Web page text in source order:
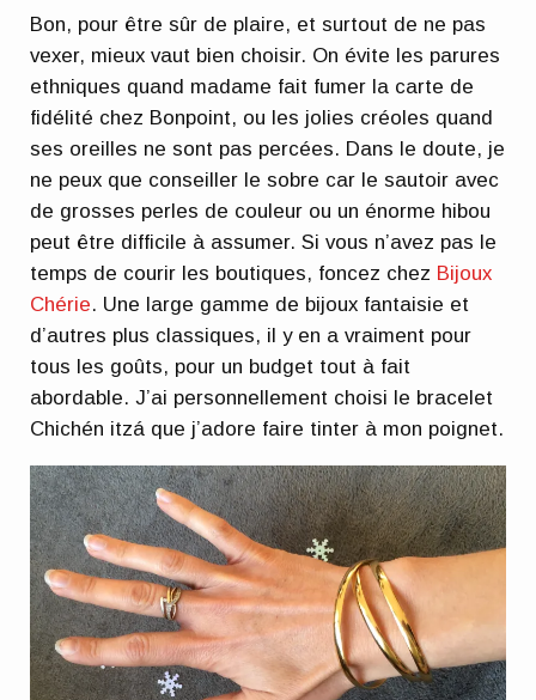
Bon, pour être sûr de plaire, et surtout de ne pas
vexer, mieux vaut bien choisir. On évite les parures
ethniques quand madame fait fumer la carte de
fidélité chez Bonpoint, ou les jolies créoles quand
ses oreilles ne sont pas percées. Dans le doute, je
ne peux que conseiller le sobre car le sautoir avec
de grosses perles de couleur ou un énorme hibou
peut être difficile à assumer. Si vous n’avez pas le
temps de courir les boutiques, foncez chez Bijoux
Chérie. Une large gamme de bijoux fantaisie et
d’autres plus classiques, il y en a vraiment pour
tous les goûts, pour un budget tout à fait
abordable. J’ai personnellement choisi le bracelet
Chichén itzá que j’adore faire tinter à mon poignet.